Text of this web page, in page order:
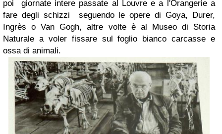
poi giornate intere passate al Louvre e a l'Orangerie a
fare degli schizzi seguendo le opere di Goya, Durer,
Ingrès o Van Gogh, altre volte è al Museo di Storia
Naturale a voler fissare sul foglio bianco carcasse e
ossa di animali.